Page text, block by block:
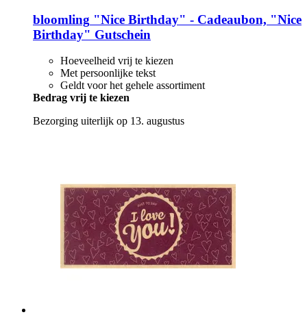
bloomling "Nice Birthday" -​ Cadeaubon, "Nice
Birthday" Gutschein
Hoeveelheid vrij te kiezen
Met persoonlijke tekst
Geldt voor het gehele assortiment
Bedrag vrij te kiezen
Bezorging uiterlijk op 13. augustus